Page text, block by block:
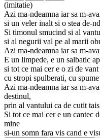
(imitatie)
Azi ma-ndeamna iar sa m-
si un veler inalt si o stea de-
Si timonul smucind si al
si al negurii val pe al marii
Azi ma-ndeamna iar sa m-
E un limpede, e un salbatic
si tot ce mai cer e o zi de
cu stropi spulberati, cu
Azi ma-ndeamna iar sa m-
destinul,
prin al vantului ca de cutit
Si tot ce mai cer e un cantec
mine
si-un somn fara vis cand e